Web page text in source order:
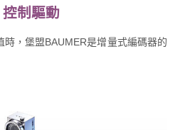
控制驅動
，堡盟BAUMER是增量式編碼器的